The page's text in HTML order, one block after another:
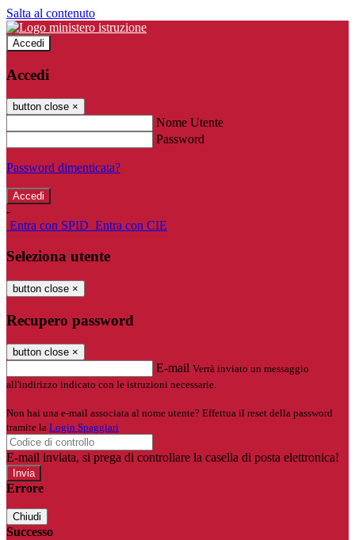
Salta al contenuto
Accedi
Accedi
button close ×
Nome Utente
Password
Password dimenticata?
-
Entra con SPID Entra con CIE
Seleziona utente
button close ×
Recupero password
button close ×
E-mail Verrà inviato un messaggio
all'indirizzo indicato con le istruzioni necessarie.
Non hai una e-mail associata al nome utente? Effettua il reset della password
tramite la Login Spaggiari
E-mail inviata, si prega di controllare la casella di posta elettronica!
Errore
Chiudi
Successo